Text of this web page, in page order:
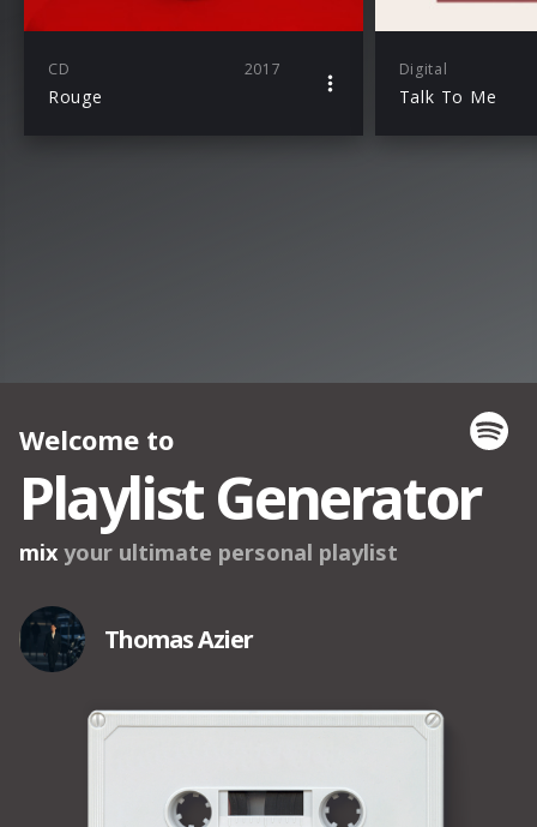
CD 2017
Rouge
Digital
Talk To Me